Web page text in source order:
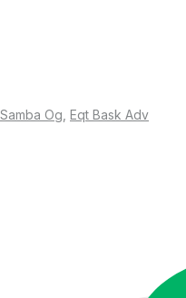
Samba Og, Eqt Bask Adv